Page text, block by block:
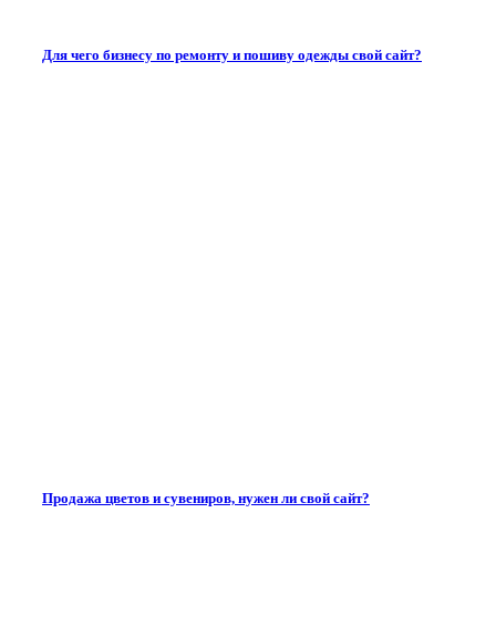
Для чего бизнесу по ремонту и пошиву одежды свой сайт?
Продажа цветов и сувениров, нужен ли свой сайт?